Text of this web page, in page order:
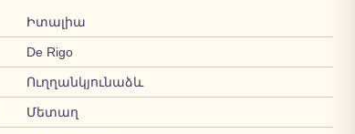
Իտալիա
De Rigo
Ուղղանկյունաձև
Մետաղ